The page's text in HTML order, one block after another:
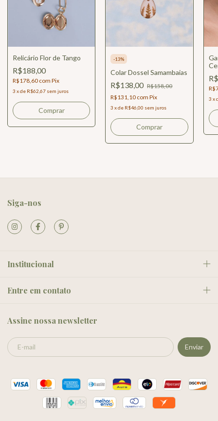
Relicário Flor de Tango
R$188,00
R$178,60 com Pix
3 xde R$62,67 sem juros
Comprar
-13%
Colar Dossel Samambaias
R$138,00 R$158,00
R$131,10 com Pix
3 xde R$46,00 sem juros
Comprar
3 x
Siga-nos
Institucional
Entre em contato
Assine nossa newsletter